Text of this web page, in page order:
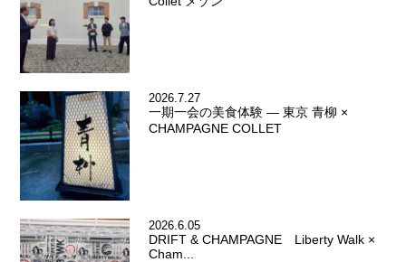
2026.7.27
一期一会の美食体験 ― 東京 青柳 ×
CHAMPAGNE COLLET
2026.6.05
DRIFT & CHAMPAGNE Liberty Walk ×
Cham...